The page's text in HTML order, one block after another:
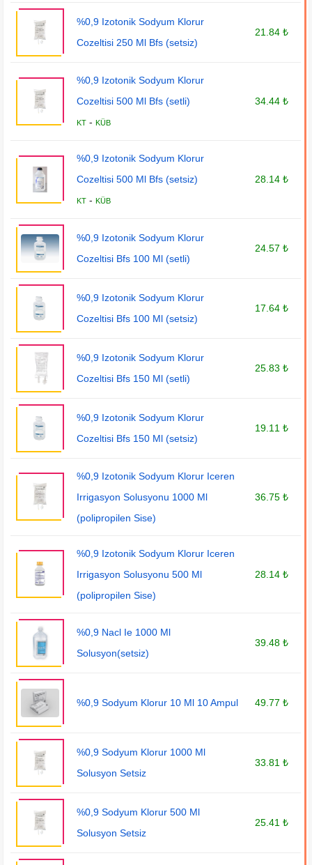
%0,9 Izotonik Sodyum Klorur
Cozeltisi 250 Ml Bfs (setsiz)
21.84 ₺
%0,9 Izotonik Sodyum Klorur
Cozeltisi 500 Ml Bfs (setli)
KT -KÜB
34.44 ₺
%0,9 Izotonik Sodyum Klorur
Cozeltisi 500 Ml Bfs (setsiz)
KT -KÜB
28.14 ₺
%0,9 Izotonik Sodyum Klorur
Cozeltisi Bfs 100 Ml (setli)
24.57 ₺
%0,9 Izotonik Sodyum Klorur
Cozeltisi Bfs 100 Ml (setsiz)
17.64 ₺
%0,9 Izotonik Sodyum Klorur
Cozeltisi Bfs 150 Ml (setli)
25.83 ₺
%0,9 Izotonik Sodyum Klorur
Cozeltisi Bfs 150 Ml (setsiz)
19.11 ₺
%0,9 Izotonik Sodyum Klorur Iceren
Irrigasyon Solusyonu 1000 Ml
(polipropilen Sise)
36.75 ₺
%0,9 Izotonik Sodyum Klorur Iceren
Irrigasyon Solusyonu 500 Ml
(polipropilen Sise)
28.14 ₺
%0,9 Nacl Ie 1000 Ml
Solusyon(setsiz)
39.48 ₺
%0,9 Sodyum Klorur 10 Ml 10 Ampul 49.77 ₺
%0,9 Sodyum Klorur 1000 Ml
Solusyon Setsiz
33.81 ₺
%0,9 Sodyum Klorur 500 Ml
Solusyon Setsiz
25.41 ₺